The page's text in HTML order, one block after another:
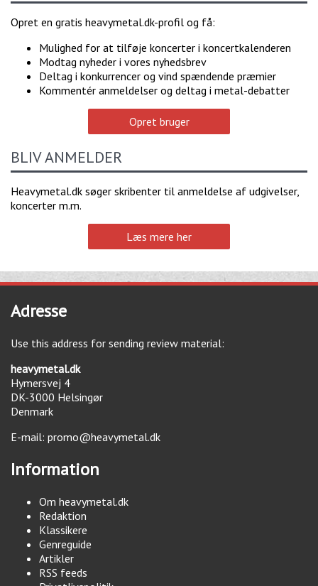
Opret en gratis heavymetal.dk-profil og få:
Mulighed for at tilføje koncerter i koncertkalenderen
Modtag nyheder i vores nyhedsbrev
Deltag i konkurrencer og vind spændende præmier
Kommentér anmeldelser og deltag i metal-debatter
Opret bruger
BLIV ANMELDER
Heavymetal.dk søger skribenter til anmeldelse af udgivelser,
koncerter m.m.
Læs mere her
Adresse
Use this address for sending review material:
heavymetal.dk
Hymersvej 4
DK-3000 Helsingør
Denmark
E-mail: promo@heavymetal.dk
Information
Om heavymetal.dk
Redaktion
Klassikere
Genreguide
Artikler
RSS feeds